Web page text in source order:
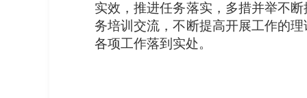
实效，推进任务落实，多措并举不
务培训交流，不断提高开展工作的
各项工作落到实处。